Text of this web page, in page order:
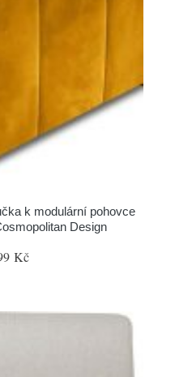
k modulární pohovce
Design
Kč